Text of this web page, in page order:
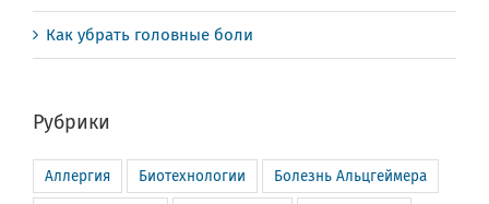
Как убрать головные боли
Рубрики
Аллергия Биотехнологии Болезнь Альцгеймера